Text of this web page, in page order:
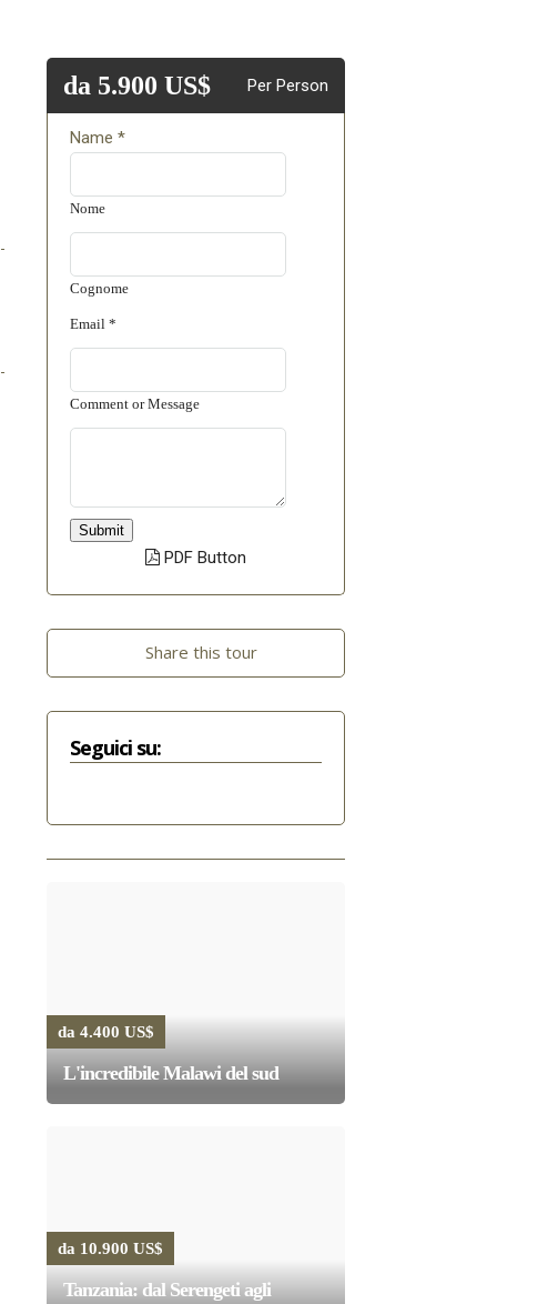
da 5.900 US$ Per Person
Name*
Nome
Cognome
Email*
Comment or Message
Submit
PDF Button
Share this tour
Seguici su:
da 4.400 US$
L'incredibile Malawi del sud
da 10.900 US$
Tanzania: dal Serengeti agli